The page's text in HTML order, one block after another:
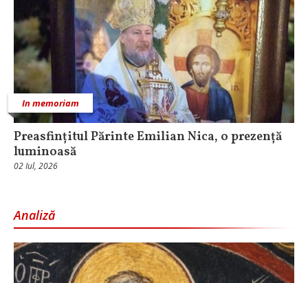
In memoriam
Preasfințitul Părinte Emilian Nica, o prezență
luminoasă
02 Iul, 2026
Analiză